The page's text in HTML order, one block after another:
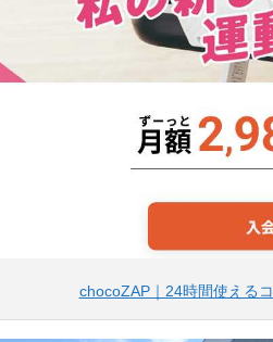
chocoZAP｜24時間使える